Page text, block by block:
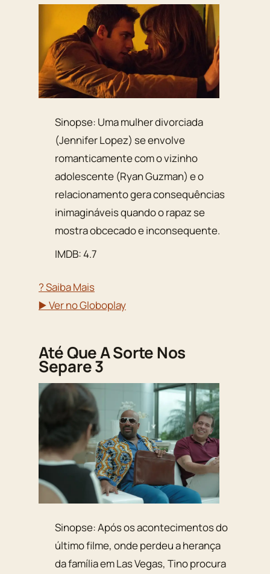
Sinopse: Uma mulher divorciada
(Jennifer Lopez) se envolve
romanticamente com o vizinho
adolescente (Ryan Guzman) e o
relacionamento gera consequências
inimagináveis quando o rapaz se
mostra obcecado e inconsequente.
IMDB: 4.7
? Saiba Mais
▶️ Ver no Globoplay
Até Que A Sorte Nos
Separe 3
Sinopse: Após os acontecimentos do
último filme, onde perdeu a herança
da família em Las Vegas, Tino procura